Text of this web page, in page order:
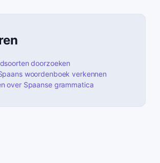
doorzoeken
woordenboek verkennen
over Spaanse grammatica